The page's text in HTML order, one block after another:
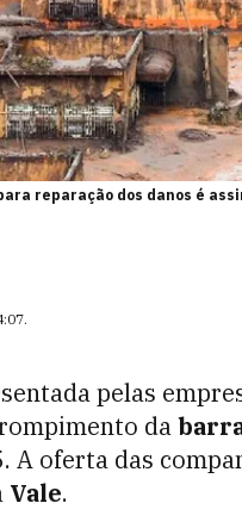
reparação dos danos é
.
pelas
da
A oferta das
Vale.